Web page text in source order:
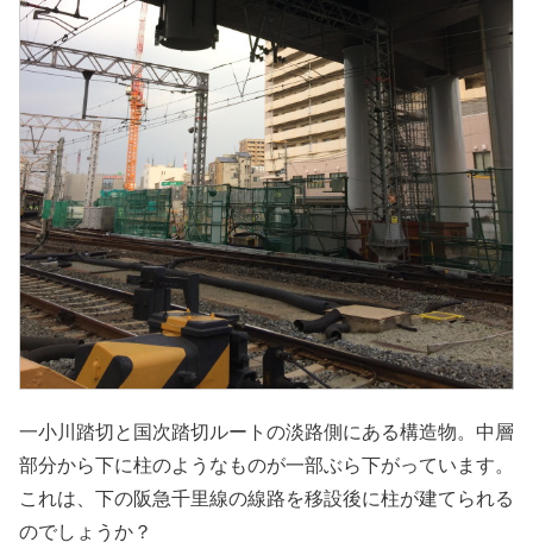
一小川踏切と国次踏切ルートの淡路側にある構造物。中層
部分から下に柱のようなものが一部ぶら下がっています。
これは、下の阪急千里線の線路を移設後に柱が建てられる
のでしょうか？